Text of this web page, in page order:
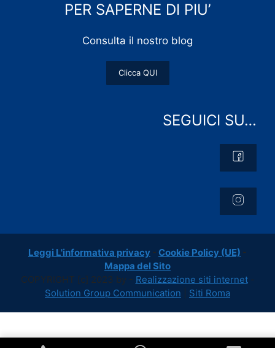
PER SAPERNE DI PIU’
Consulta il nostro blog
Clicca QUI
SEGUICI SU…
Leggi L'informativa privacy - Cookie Policy (UE) -
Mappa del Sito
COPYRIGHT [c] 2023 by - Realizzazione siti internet-
Solution Group Communication
Siti Roma